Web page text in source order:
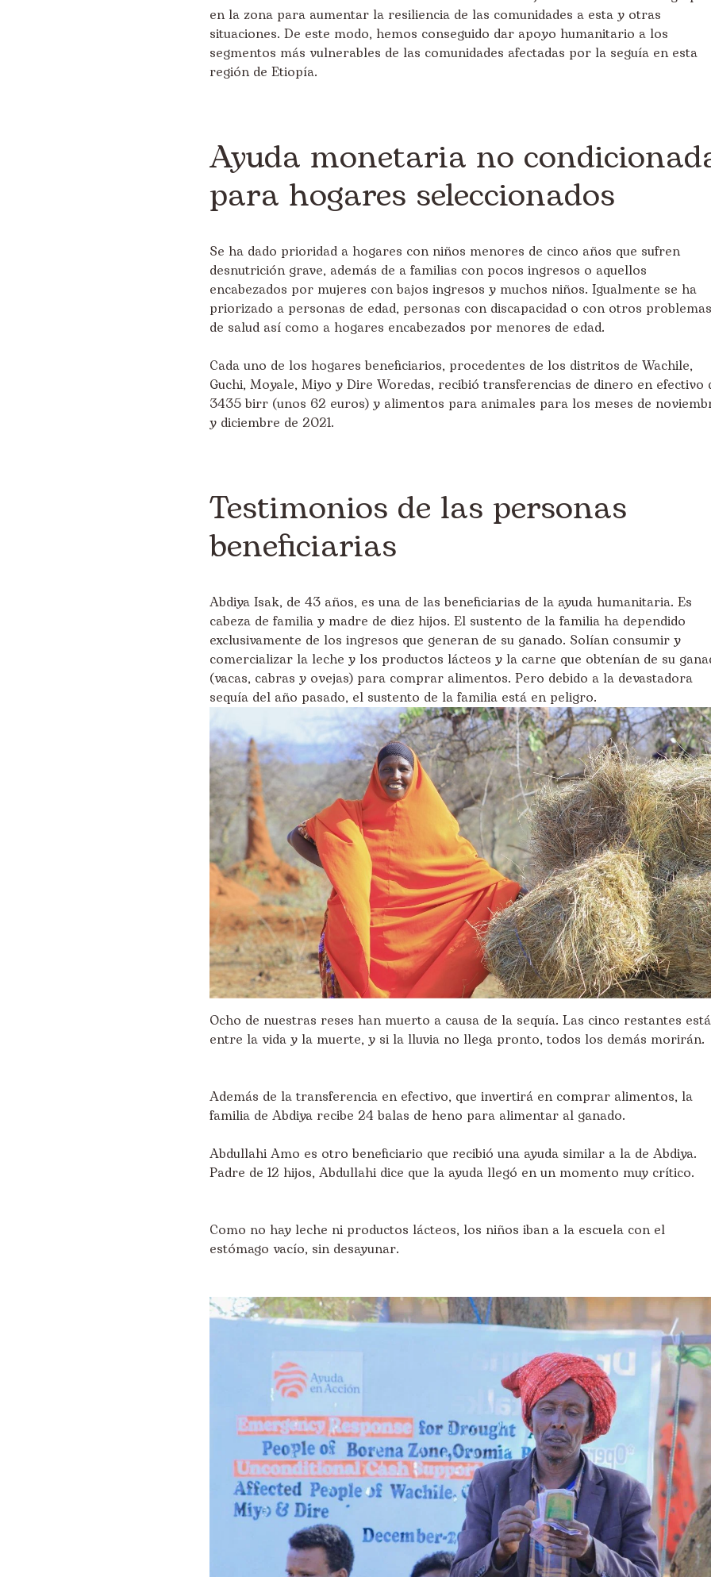
en la zona para aumentar la resiliencia de las comunidades a esta y otras
situaciones. De este modo, hemos conseguido dar apoyo humanitario a los
segmentos más vulnerables de las comunidades afectadas por la seguía en esta
región de Etiopía.
Ayuda monetaria no
para hogares seleccionados
Se ha dado prioridad a hogares con niños menores de cinco años que sufren
desnutrición grave, además de a familias con pocos ingresos o aquellos
encabezados por mujeres con bajos ingresos y muchos niños. Igualmente se ha
priorizado a personas de edad, personas con discapacidad o con otros problemas
de salud así como a hogares encabezados por menores de edad.
Cada uno de los hogares beneficiarios, procedentes de los distritos de Wachile,
Guchi, Moyale, Miyo y Dire Woredas, recibió transferencias de dinero en efectivo
3435 birr (unos 62 euros) y alimentos para animales para los meses de
y diciembre de 2021.
Testimonios de las personas
beneficiarias
Abdiya Isak, de 43 años, es una de las beneficiarias de la ayuda humanitaria. Es
cabeza de familia y madre de diez hijos. El sustento de la familia ha dependido
exclusivamente de los ingresos que generan de su ganado. Solían consumir y
comercializar la leche y los productos lácteos y la carne que obtenían de su
(vacas, cabras y ovejas) para comprar alimentos. Pero debido a la devastadora
sequía del año pasado, el sustento de la familia está en peligro.
Ocho de nuestras reses han muerto a causa de la sequía. Las cinco restantes
entre la vida y la muerte, y si la lluvia no llega pronto, todos los demás morirán.
Además de la transferencia en efectivo, que invertirá en comprar alimentos, la
familia de Abdiya recibe 24 balas de heno para alimentar al ganado.
Abdullahi Amo es otro beneficiario que recibió una ayuda similar a la de Abdiya.
Padre de 12 hijos, Abdullahi dice que la ayuda llegó en un momento muy crítico.
Como no hay leche ni productos lácteos, los niños iban a la escuela con el
estómago vacío, sin desayunar.